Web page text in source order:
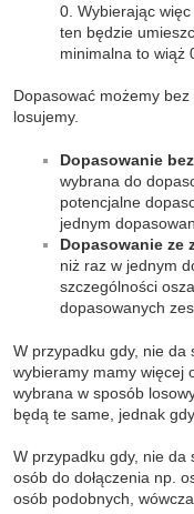
0. Wybierając
ten będzie
minimalna to wiąż
Dopasować możemy
losujemy.
Dopasowanie
wybrana do
potencjalne
jednym
Dopasowanie ze
niż raz w jednym
szczególności
dopasowanych
W przypadku gdy, nie da
wybieramy mamy więcej
wybrana w sposób
będą te same, jednak
W przypadku gdy, nie da
osób do dołączenia np.
osób podobnych,